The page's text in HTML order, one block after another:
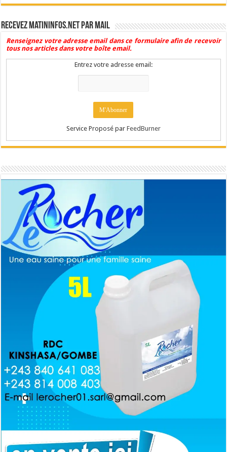
Recevez Matininfos.net par mail
Renseignez votre adresse email dans ce formulaire afin de recevoir
tous nos articles dans votre boîte email.
Entrez votre adresse email:
Service Proposé par FeedBurner